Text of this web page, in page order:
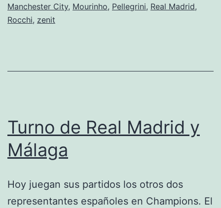
Málaga
Manchester City, Mourinho, Pellegrini, Real Madrid,
Rocchi, zenit
Turno de Real Madrid y
Málaga
Hoy juegan sus partidos los otros dos
representantes españoles en Champions. El